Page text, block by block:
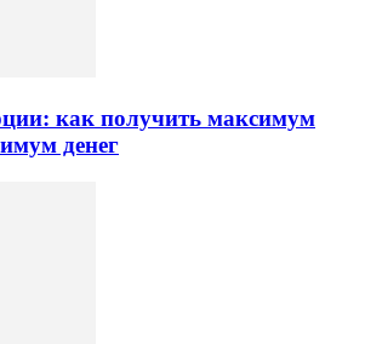
как получить максимум
денег